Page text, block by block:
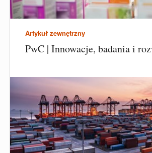
Artykuł zewnętrzny
PwC | Innowacje, badania i